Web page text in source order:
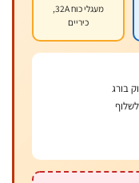
מעגלי כוח 32A,